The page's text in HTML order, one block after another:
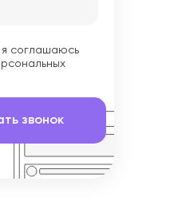
я соглашаюсь